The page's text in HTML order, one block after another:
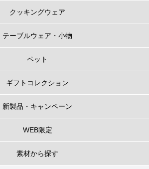
クッキングウェア
テーブルウェア・小物
ペット
ギフトコレクション
新製品・キャンペーン
WEB限定
素材から探す